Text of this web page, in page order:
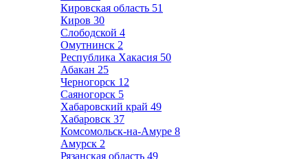
Кировская область 51
Киров 30
Слободской 4
Омутнинск 2
Республика Хакасия 50
Абакан 25
Черногорск 12
Саяногорск 5
Хабаровский край 49
Хабаровск 37
Комсомольск-на-Амуре 8
Амурск 2
Рязанская область 49